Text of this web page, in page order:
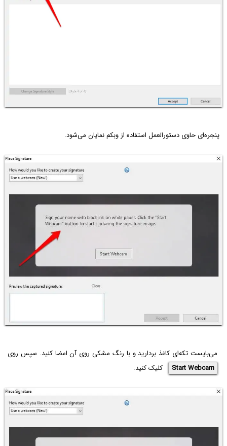
پنجره‌ای حاوی دستورالعمل استفاده از وبکم نمایان می‌شود.
می‌بایست تکه‌ای کاغذ بردارید و با رنگ مشکی روی آن امضا کنید. سپس روی
Start Webcam
کلیک کنید.